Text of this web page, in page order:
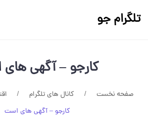
تلگرام جو
کارجو – آگهی
صفحه نخست کانال های تلگرام
کارجو – آگهی های است